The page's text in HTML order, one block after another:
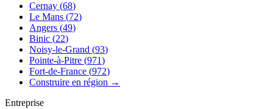
Cernay (68)
Le Mans (72)
Angers (49)
Binic (22)
Noisy-le-Grand (93)
Pointe-à-Pitre (971)
Fort-de-France (972)
Construire en région →
Entreprise